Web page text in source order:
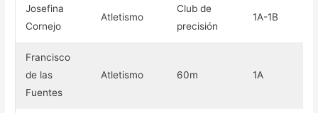
Josefina
Cornejo
Atletismo
Club de
precisión
1A-1B
Francisco
de las
Fuentes
Atletismo 60m 1A